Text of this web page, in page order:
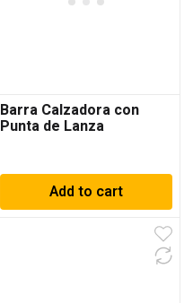
Barra Calzadora con
Punta de Lanza
Add to cart